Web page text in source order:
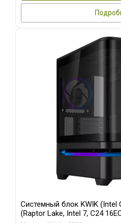
Системный блок KWIK (Intel
(Raptor Lake, Intel 7, C24